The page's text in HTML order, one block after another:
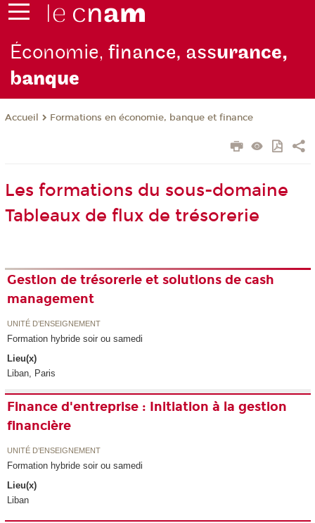
Économie,finance, assurance,
banque
Accueil Formations en économie, banque et finance
Les formations du sous-domaine
Tableaux de flux de trésorerie
Gestion de trésorerie et solutions de cash
management
UNITÉ D’ENSEIGNEMENT
Formation hybride soir ou samedi
Lieu(x)
Liban, Paris
Finance d'entreprise : Initiation à la gestion
financière
UNITÉ D’ENSEIGNEMENT
Formation hybride soir ou samedi
Lieu(x)
Liban